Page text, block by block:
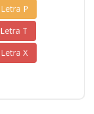
Letra P
Letra T
Letra X